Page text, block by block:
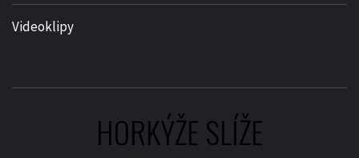
Videoklipy
HORKÝŽE SLÍŽE